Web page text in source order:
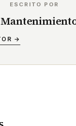
ESCRITO POR
→